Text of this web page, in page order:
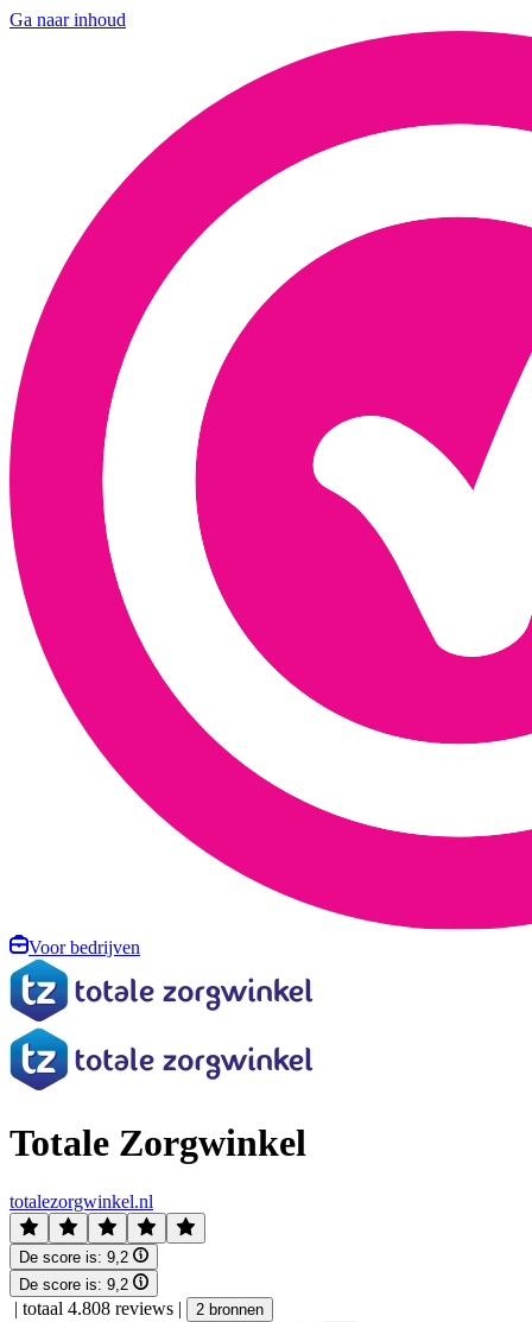
Ga naar inhoud
Voor bedrijven
Totale Zorgwinkel
totalezorgwinkel.nl
De score is: 9,2
De score is: 9,2
| totaal 4.808 reviews | 2 bronnen